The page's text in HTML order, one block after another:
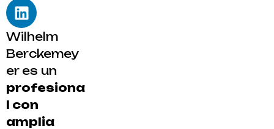
Wilhelm
Berckemey
er es un
profesiona
l con
amplia